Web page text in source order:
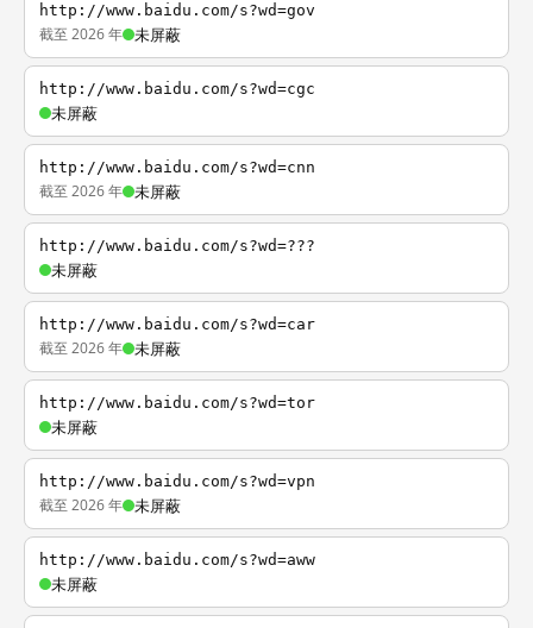
http://www.baidu.com/s?wd=gov
截至 2026 年 未屏蔽
http://www.baidu.com/s?wd=cgc
未屏蔽
http://www.baidu.com/s?wd=cnn
截至 2026 年 未屏蔽
http://www.baidu.com/s?wd=???
未屏蔽
http://www.baidu.com/s?wd=car
截至 2026 年 未屏蔽
http://www.baidu.com/s?wd=tor
未屏蔽
http://www.baidu.com/s?wd=vpn
截至 2026 年 未屏蔽
http://www.baidu.com/s?wd=aww
未屏蔽